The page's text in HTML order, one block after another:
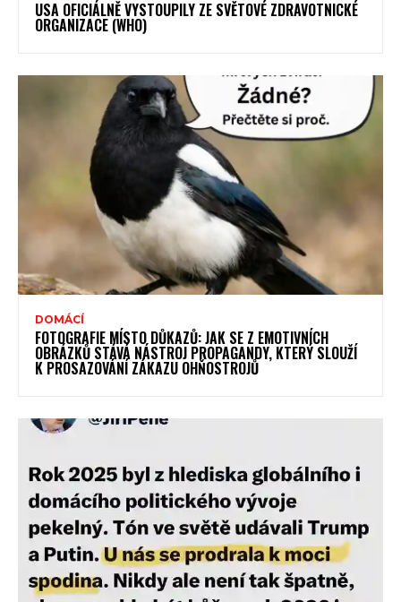
USA OFICIÁLNĚ VYSTOUPILY ZE SVĚTOVÉ ZDRAVOTNICKÉ
ORGANIZACE (WHO)
DOMÁCÍ
FOTOGRAFIE MÍSTO DŮKAZŮ: JAK SE Z EMOTIVNÍCH
OBRÁZKŮ STÁVÁ NÁSTROJ PROPAGANDY, KTERÝ SLOUŽÍ
K PROSAZOVÁNÍ ZÁKAZU OHŇOSTROJŮ